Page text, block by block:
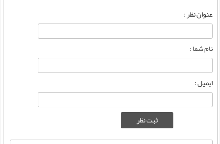
عنوان نظر :
نام شما :
ایمیل :